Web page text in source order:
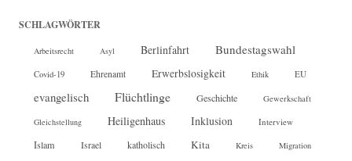
SCHLAGWÖRTER
Arbeitsrecht Asyl Berlinfahrt Bundestagswahl
Covid-19 Ehrenamt Erwerbslosigkeit Ethik EU
evangelisch Flüchtlinge Geschichte Gewerkschaft
Gleichstellung Heiligenhaus Inklusion Interview
Islam Israel katholisch Kita Kreis Migration